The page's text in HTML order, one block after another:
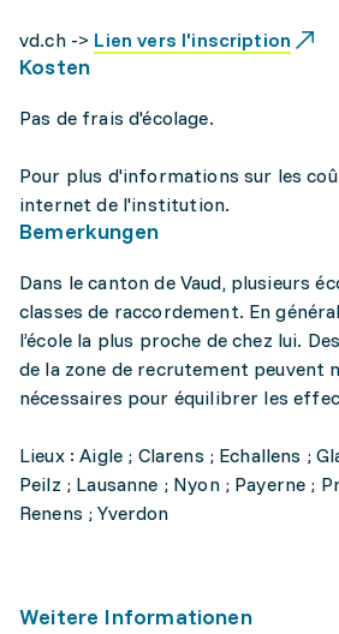
vd.ch -> Lien vers l'inscription
Kosten
Pas de frais d'écolage.
Pour plus d'informations sur les
internet de l'institution.
Bemerkungen
Dans le canton de Vaud, plusieurs
classes de raccordement. En
l’école la plus proche de chez lui.
de la zone de recrutement peuvent
nécessaires pour équilibrer les
Lieux : Aigle ; Clarens ; Echallens ;
Peilz ; Lausanne ; Nyon ; Payerne ;
Renens ; Yverdon
Weitere Informationen